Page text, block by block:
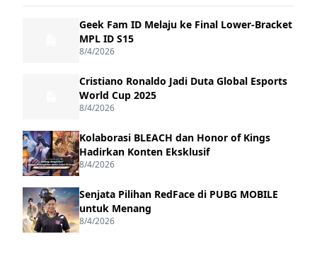
Geek Fam ID Melaju ke Final Lower-Bracket
MPL ID S15
8/4/2026
Cristiano Ronaldo Jadi Duta Global Esports
World Cup 2025
8/4/2026
Kolaborasi BLEACH dan Honor of Kings
Hadirkan Konten Eksklusif
8/4/2026
Senjata Pilihan RedFace di PUBG MOBILE
untuk Menang
8/4/2026